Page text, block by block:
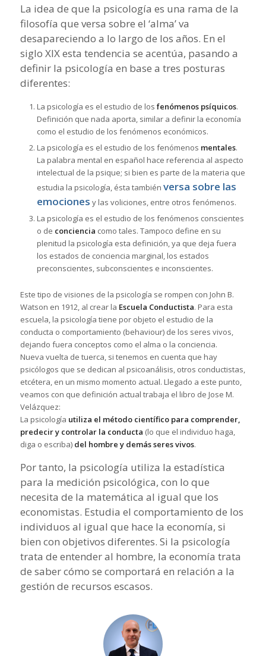
La idea de que la psicología es una rama de la
filosofía que versa sobre el ‘alma’ va
desapareciendo a lo largo de los años. En el
siglo XIX esta tendencia se acentúa, pasando a
definir la psicología en base a tres posturas
diferentes:
La psicología es el estudio de los fenómenos psíquicos.
Definición que nada aporta, similar a definir la economía
como el estudio de los fenómenos económicos.
La psicología es el estudio de los fenómenos mentales.
La palabra mental en español hace referencia al aspecto
intelectual de la psique; si bien es parte de la materia que
estudia la psicología, ésta también versa sobre las
emociones y las voliciones, entre otros fenómenos.
La psicología es el estudio de los fenómenos conscientes
o de conciencia como tales. Tampoco define en su
plenitud la psicología esta definición, ya que deja fuera
los estados de conciencia marginal, los estados
preconscientes, subconscientes e inconscientes.
Este tipo de visiones de la psicología se rompen con John B.
Watson en 1912, al crear la Escuela Conductista. Para esta
escuela, la psicología tiene por objeto el estudio de la
conducta o comportamiento (behaviour) de los seres vivos,
dejando fuera conceptos como el alma o la conciencia.
Nueva vuelta de tuerca, si tenemos en cuenta que hay
psicólogos que se dedican al psicoanálisis, otros conductistas,
etcétera, en un mismo momento actual. Llegado a este punto,
veamos con que definición actual trabaja el libro de Jose M.
Velázquez:
La psicología utiliza el método científico para comprender,
predecir y controlar la conducta (lo que el individuo haga,
diga o escriba) del hombre y demás seres vivos.
Por tanto, la psicología utiliza la estadística
para la medición psicológica, con lo que
necesita de la matemática al igual que los
economistas. Estudia el comportamiento de los
individuos al igual que hace la economía, si
bien con objetivos diferentes. Si la psicología
trata de entender al hombre, la economía trata
de saber cómo se comportará en relación a la
gestión de recursos escasos.